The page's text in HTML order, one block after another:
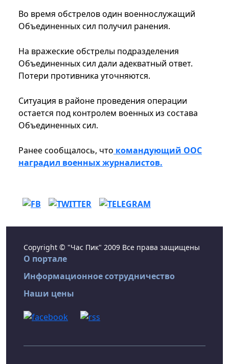
Во время обстрелов один военнослужащий
Объединенных сил получил ранения.
На вражеские обстрелы подразделения
Объединенных сил дали адекватный ответ.
Потери противника уточняются.
Ситуация в районе проведения операции
остается под контролем военных из состава
Объединенных сил.
Ранее сообщалось, что командующий ООС
наградил военных журналистов.
Copyright © "Час Пик" 2009 Все права защищены
О портале
Информационное сотрудничество
Наши цены